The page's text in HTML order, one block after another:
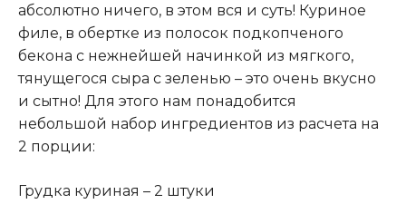
абсолютно ничего, в этом вся и суть! Куриное
филе, в обертке из полосок подкопченого
бекона с нежнейшей начинкой из мягкого,
тянущегося сыра с зеленью – это очень вкусно
и сытно! Для этого нам понадобится
небольшой набор ингредиентов из расчета на
2 порции:
Грудка куриная – 2 штуки